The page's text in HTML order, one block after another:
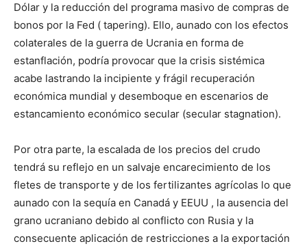
Dólar y la reducción del programa masivo de compras de
bonos por la Fed ( tapering). Ello, aunado con los efectos
colaterales de la guerra de Ucrania en forma de
estanflación, podría provocar que la crisis sistémica
acabe lastrando la incipiente y frágil recuperación
económica mundial y desemboque en escenarios de
estancamiento económico secular (secular stagnation).
Por otra parte, la escalada de los precios del crudo
tendrá su reflejo en un salvaje encarecimiento de los
fletes de transporte y de los fertilizantes agrícolas lo que
aunado con la sequía en Canadá y EEUU , la ausencia del
grano ucraniano debido al conflicto con Rusia y la
consecuente aplicación de restricciones a la exportación